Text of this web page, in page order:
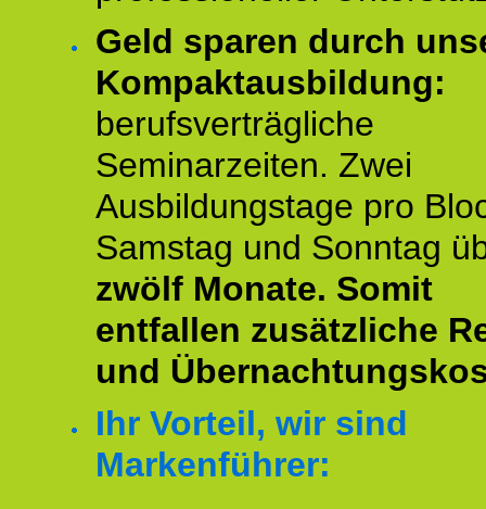
Geld sparen durch
Kompaktausbildung:
berufsverträgliche
Seminarzeiten. Zwei
Ausbildungstage pro
Samstag und Sonntag
zwölf Monate. Somit
entfallen zusätzliche
und
Ihr Vorteil, wir sind
Markenführer: